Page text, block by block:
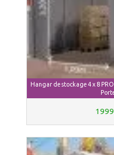
Hangar de stockage 4 x 8